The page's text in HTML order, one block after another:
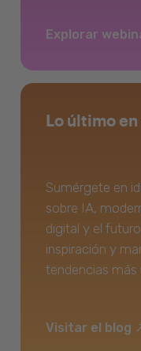
Explorar
Lo último
Sumérgete en
sobre IA,
digital y el
inspiración y
tendencias más
Visitar el blog